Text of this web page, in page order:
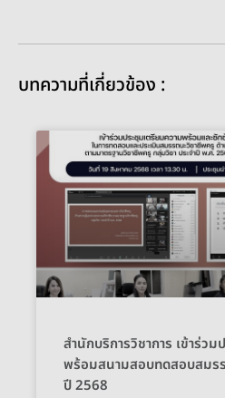
บทความที่เกี่ยวข้อง :
สำนักบริการวิชาการ เข้าร่ว
พร้อมสนามสอบทดสอบสมร
ปี 2568